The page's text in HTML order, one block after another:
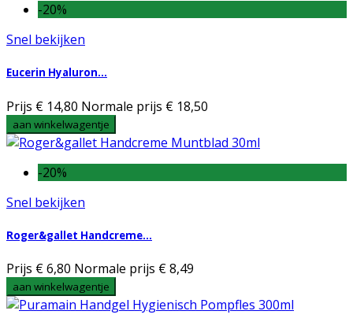
-20%
Snel bekijken
Eucerin Hyaluron...
Prijs € 14,80 Normale prijs € 18,50
aan winkelwagentje
-20%
Snel bekijken
Roger&gallet Handcreme...
Prijs € 6,80 Normale prijs € 8,49
aan winkelwagentje